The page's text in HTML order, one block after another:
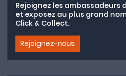
Rejoignez les ambassadeurs
et exposez au plus grand
Click & Collect.
Rejoignez-nous